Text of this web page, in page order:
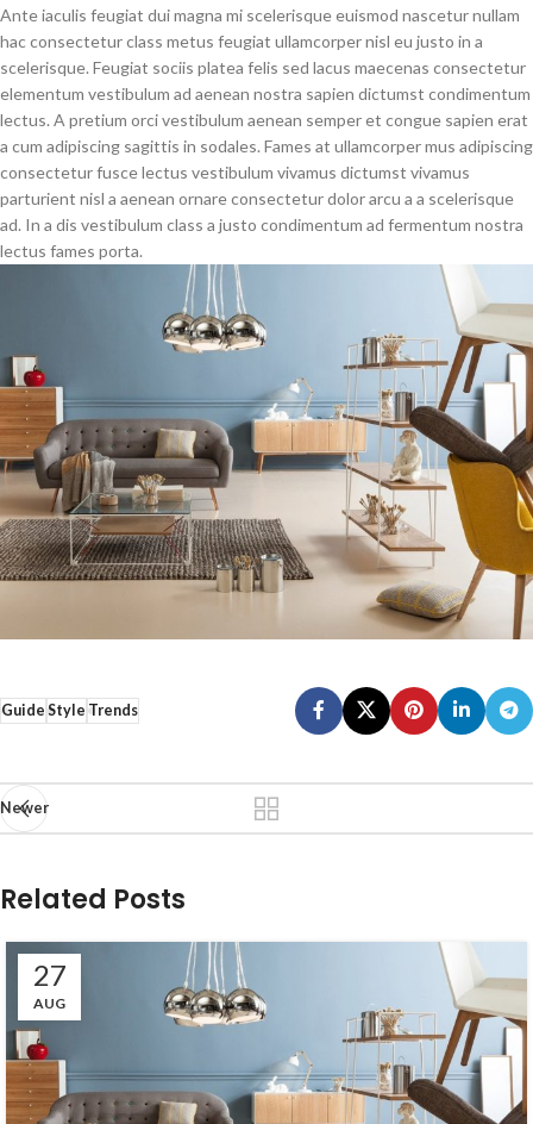
Ante iaculis feugiat dui magna mi scelerisque euismod nascetur nullam
hac consectetur class metus feugiat ullamcorper nisl eu justo in a
scelerisque. Feugiat sociis platea felis sed lacus maecenas consectetur
elementum vestibulum ad aenean nostra sapien dictumst condimentum
lectus. A pretium orci vestibulum aenean semper et congue sapien erat
a cum adipiscing sagittis in sodales. Fames at ullamcorper mus adipiscing
consectetur fusce lectus vestibulum vivamus dictumst vivamus
parturient nisl a aenean ornare consectetur dolor arcu a a scelerisque
ad. In a dis vestibulum class a justo condimentum ad fermentum nostra
lectus fames porta.
Guide Style Trends
Newer
Related Posts
27
AUG